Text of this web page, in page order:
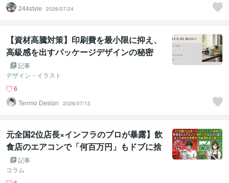
244style
2026/07/24
【資材高騰対策】印刷費を最小限に抑え、
高級感を出すパッケージデザインの秘密
記事
デザイン・イラスト
6
Tenmo Design
2026/07/13
元全国2位店長×インフラのプロが暴露】飲
食店のエアコンで「何百万円」もドブに捨
てないための初期費用・修繕費削減の裏ワ
ザ
記事
コラム